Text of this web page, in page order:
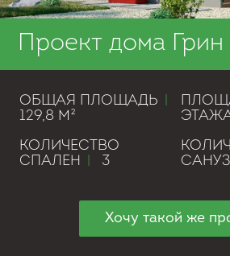
Проект дома Грин
ОБЩАЯ ПЛОЩАДЬ
129,8 М²
КОЛИЧЕСТВО
СПАЛЕН
3
Хочу такой же